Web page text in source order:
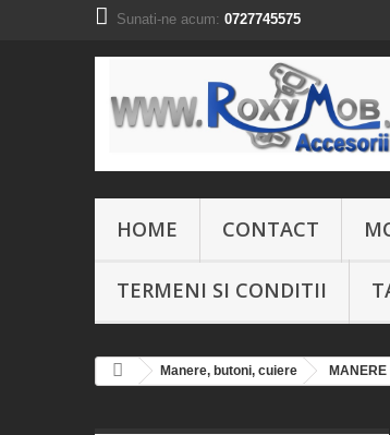
Sunati-ne acum: 0727745575
HOME CONTACT
TERMENI SI CONDITII
Manere, butoni, cuiere MANERE